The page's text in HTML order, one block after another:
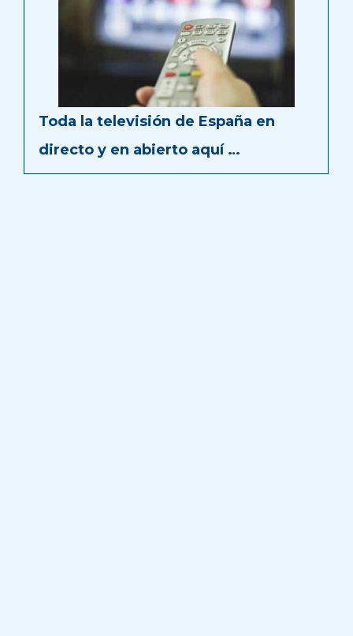
Toda la televisión de España en
directo y en abierto aquí …